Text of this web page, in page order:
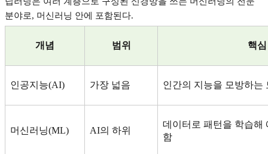
분야로, 머신러닝 안에 포함된다.
개념 범위 핵
인공지능(AI) 가장 넓음 인간의 지능을 모방하는
머신러닝(ML) AI의 하위
데이터로 패턴을 학습해
함